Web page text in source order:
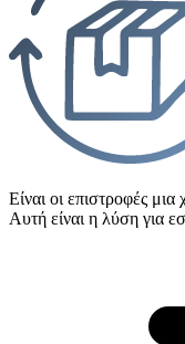
Είναι οι επιστροφές
Αυτή είναι η λύση για